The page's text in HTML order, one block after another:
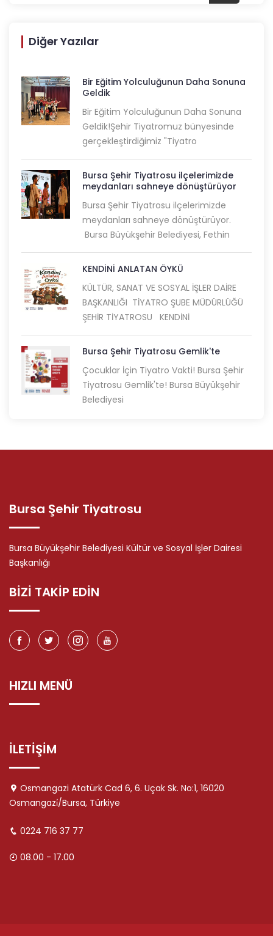
Diğer Yazılar
Bir Eğitim Yolculuğunun Daha Sonuna
Geldik
Bir Eğitim Yolculuğunun Daha Sonuna
Geldik!Şehir Tiyatromuz bünyesinde
gerçekleştirdiğimiz "Tiyatro
Bursa Şehir Tiyatrosu ilçelerimizde
meydanları sahneye dönüştürüyor
Bursa Şehir Tiyatrosu ilçelerimizde
meydanları sahneye dönüştürüyor.
Bursa Büyükşehir Belediyesi, Fethin
KENDİNİ ANLATAN ÖYKÜ
KÜLTÜR, SANAT VE SOSYAL İŞLER DAİRE
BAŞKANLIĞI TİYATRO ŞUBE MÜDÜRLÜĞÜ
ŞEHİR TİYATROSU KENDİNİ
Bursa Şehir Tiyatrosu Gemlik'te
Çocuklar İçin Tiyatro Vakti! Bursa Şehir
Tiyatrosu Gemlik'te! Bursa Büyükşehir
Belediyesi
Bursa Şehir Tiyatrosu
Bursa Büyükşehir Belediyesi Kültür ve Sosyal İşler Dairesi
Başkanlığı
BİZİ TAKİP EDİN
HIZLI MENÜ
İLETİŞİM
Osmangazi Atatürk Cad 6, 6. Uçak Sk. No:1, 16020
Osmangazi̇/Bursa, Türkiye
0224 716 37 77
08.00 - 17.00